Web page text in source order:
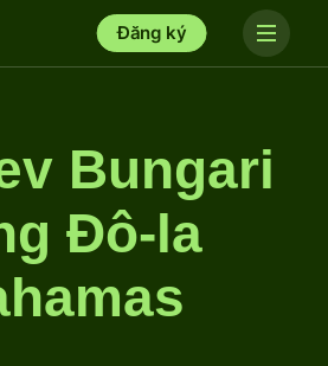
Đăng ký
Bungari
Đô-la